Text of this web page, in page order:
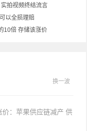
供应链减产30%
换一波
：苹果供应链减产 供